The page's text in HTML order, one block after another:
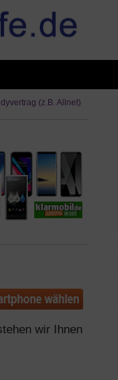
(z.B. Allnet)
wir Ihnen